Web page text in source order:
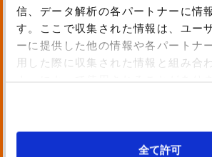
信、データ解析の各パートナーに情
す。ここで収集された情報は、ユー
ーに提供した他の情報や各パートナ
用した際に収集された情報と組み合
全て許可
し Well-Architected な状
ているか確認ができる状態
した。AWS SecurityHub、
rdDuty も有効化し自動検出
定例会を通じて改善方法を
サービスインに向けて伴走